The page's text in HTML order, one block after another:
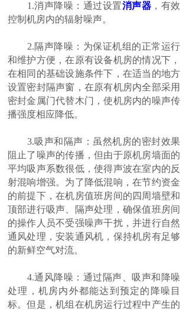
1.消声降噪：通过设置消声器 ，有效
控制机房内的辐射噪声。
2.隔声降噪：为保证机组的正常运行
和维护方便，在原有设备机房的情况下，
在相同的基础设施条件下，在适当的地方
设置密封隔声窗，在原有机房内全部采用
密封金属门代替木门，使机房内的噪声传
播强度相应降低。
3.吸声和隔声：虽然机房的密封效果
阻止了噪声的传播，但由于原机房墙面的
平均吸声系数很低，使得声波在室内的反
射混响增强。为了降低混响，在节约资金
的前提下，在机房值班房间的四周墙壁和
顶部进行吸声、隔声处理，确保值班房间
的操作人员不受强噪声干扰，并进行自然
通风处理，安装通风机，保持机房有足够
的新鲜空气对流。
4.通风降噪：通过隔声、吸声和降噪
处理，机房内外都能达到预定的降噪目
标。但是，机组在机房运行过程中产生的